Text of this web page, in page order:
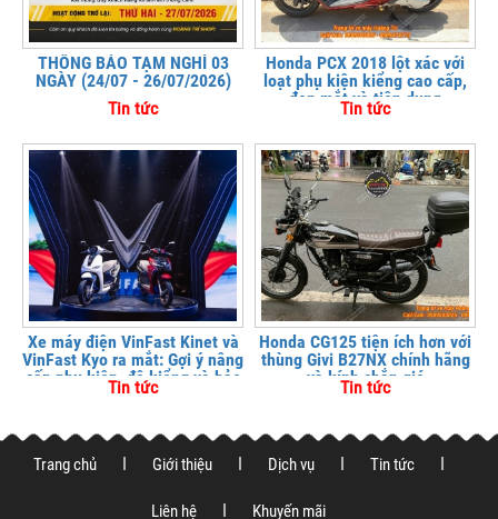
THÔNG BÁO TẠM NGHỈ 03
NGÀY (24/07 - 26/07/2026)
Tin tức
Honda PCX 2018 lột xác với
loạt phụ kiện kiểng cao cấp,
đẹp mắt và tiện dụng
Tin tức
Xe máy điện VinFast Kinet và
VinFast Kyo ra mắt: Gợi ý nâng
cấp phụ kiện, độ kiểng và bảo
vệ xe tại
Tin tức
Honda CG125 tiện ích hơn với
thùng Givi B27NX chính hãng
và kính chắn gió
Tin tức
Trang chủ Giới thiệu Dịch vụ Tin tức
Liên hệ Khuyến mãi